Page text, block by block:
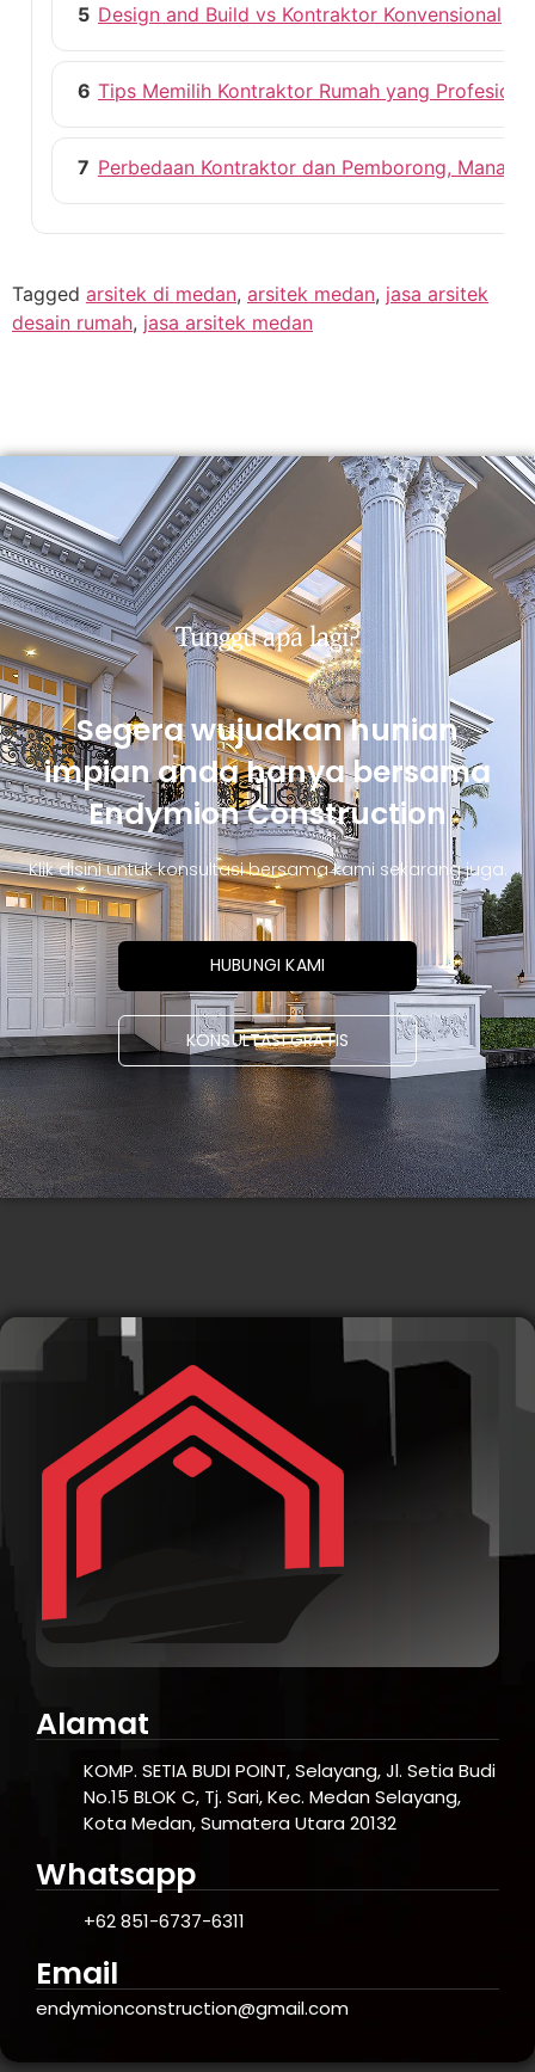
5 Design and Build vs Kontraktor Konvensional
6 Tips Memilih Kontraktor Rumah yang
7 Perbedaan Kontraktor dan Pemborong, Mana
Tagged arsitek di medan, arsitek medan, jasa arsitek
desain rumah, jasa arsitek medan
Tunggu apa lagi?
Segera wujudkan hunian
impian anda hanya bersama
Endymion Construction
Klik disini untuk konsultasi bersama kami sekarang juga.
HUBUNGI KAMI
KONSULTASI GRATIS
Alamat
KOMP. SETIA BUDI POINT, Selayang, Jl. Setia Budi
No.15 BLOK C, Tj. Sari, Kec. Medan Selayang,
Kota Medan, Sumatera Utara 20132
Whatsapp
+62 851-6737-6311
Email
endymionconstruction@gmail.com